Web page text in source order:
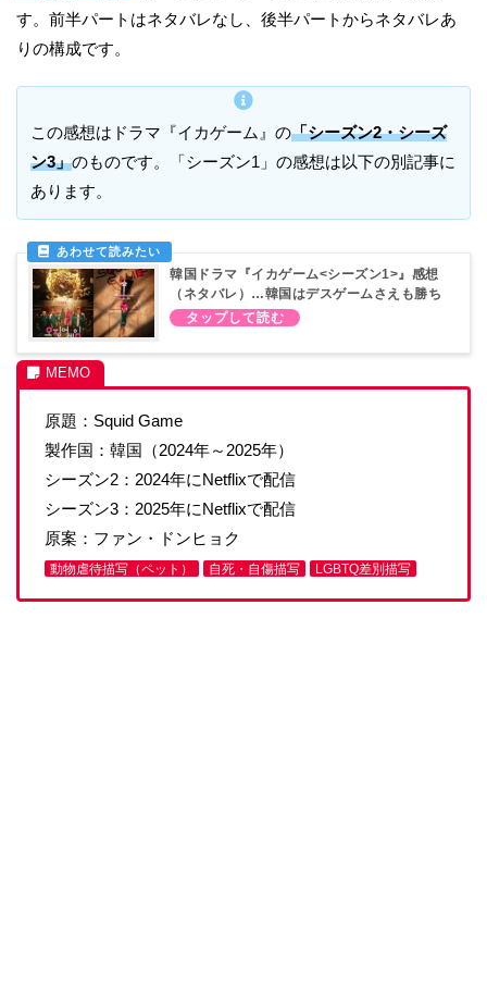
す。前半パートはネタバレなし、後半パートからネタバレあ
りの構成です。
この感想はドラマ『イカゲーム』の「シーズン2・シーズ
ン3」のものです。「シーズン1」の感想は以下の別記事に
あります。
韓国ドラマ『イカゲーム<シーズン1>』感想
（ネタバレ）…韓国はデスゲームさえも勝ち
にいく
原題：Squid Game
製作国：韓国（2024年～2025年）
シーズン2：2024年にNetflixで配信
シーズン3：2025年にNetflixで配信
原案：ファン・ドンヒョク
動物虐待描写（ペット） 自死・自傷描写 LGBTQ差別描写